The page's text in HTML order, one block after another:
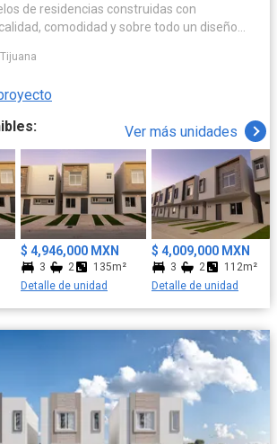
de residencias construidas con
comodidad y sobre todo un diseño
hogar."
Ver más unidades
$ 4,946,000 MXN
3 2
135m²
Detalle de unidad
$ 4,009,000 MXN
3 2
112m²
Detalle de unidad